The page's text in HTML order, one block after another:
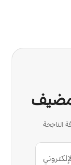
الناجحة